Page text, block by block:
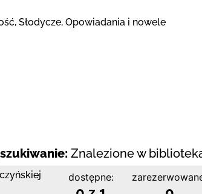
Słodycze, Opowiadania i nowele
Znalezione w
dostępne: